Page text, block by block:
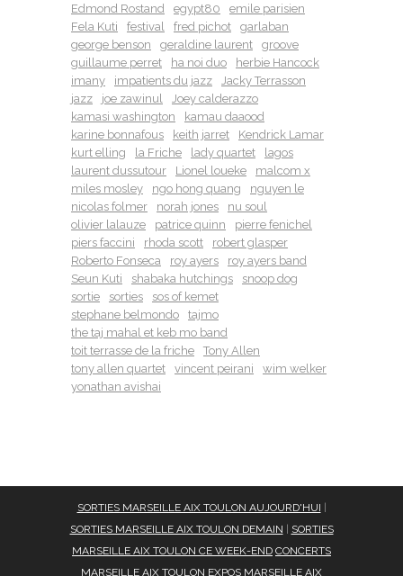
Edmond Rostand
egypt80
emile parisien
Fela Kuti
festival fred pichot
garlaban
george benson
geraldine laurent
groove
guillaume perret
ha noi duo
herbie Hancock
imany
impatients du jazz
Jacky Terrasson
jazz
joe zawinul
Joey calderazzo
kamasi washington
kamau daaood
karine bonnafous
keith jarret
Kendrick Lamar
kurt elling
la Friche lady quartet
lagos
laurent dussutour
Lionel loueke
malcom x
miles mosley
ngo hong quang
nguyen le
nicolas folmer
norah jones
nu soul
olivier lalauze
patrice quinn
pierre fenichel
piers faccini
rhoda scott
robert glasper
Roberto Fonseca
roy ayers
roy ayers band
Seun Kuti
shabaka hutchings
snoop dog
sortie
sorties
sos of kemet
stephane belmondo
tajmo
the taj mahal et keb mo band
toit terrasse de la friche
Tony Allen
tony allen quartet
vincent peirani
wim welker
yonathan avishai
SORTIES MARSEILLE AIX TOULON AUJOURD'HUI
SORTIES MARSEILLE AIX TOULON DEMAIN
SORTIES
MARSEILLE AIX TOULON CE WEEK-END CONCERTS
MARSEILLE AIX TOULON EXPOS MARSEILLE AIX